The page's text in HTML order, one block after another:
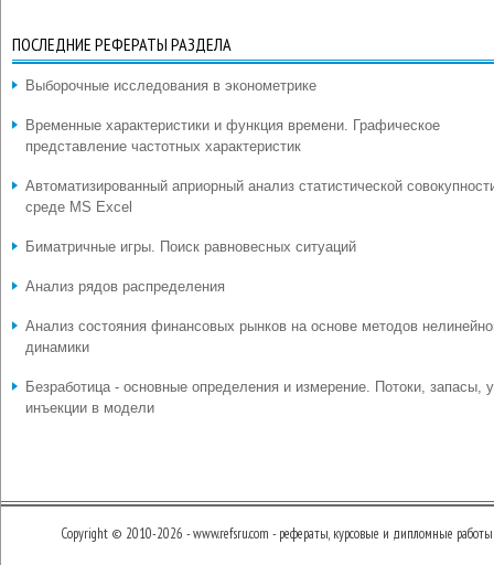
ПОСЛЕДНИЕ РЕФЕРАТЫ РАЗДЕЛА
Выборочные исследования в эконометрике
Временные характеристики и функция времени. Графическое
представление частотных характеристик
Автоматизированный априорный анализ статистической
среде MS Excel
Биматричные игры. Поиск равновесных ситуаций
Анализ рядов распределения
Анализ состояния финансовых рынков на основе методов
динамики
Безработица - основные определения и измерение. Потоки, запасы,
инъекции в модели
Copyright © 2010-2026 - www.refsru.com - рефераты, курсовые и дипломные работы